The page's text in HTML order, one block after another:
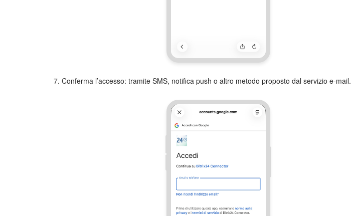
7. Conferma l’accesso: tramite SMS, notifica push o altro metodo proposto dal servizio e-mail.